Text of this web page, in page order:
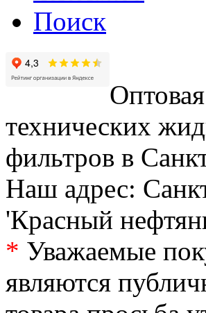
Поиск
технических
фильтров в
Наш адрес:
'Красный
* Уважаемые
являются